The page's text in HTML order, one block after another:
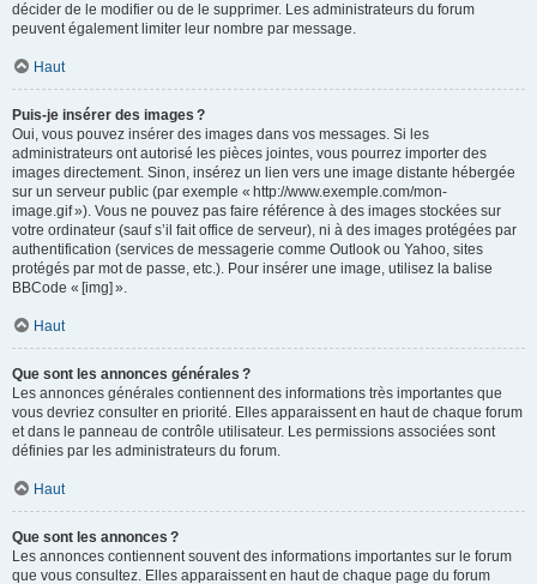
décider de le modifier ou de le supprimer. Les administrateurs du forum
peuvent également limiter leur nombre par message.
Haut
Puis-je insérer des images ?
Oui, vous pouvez insérer des images dans vos messages. Si les
administrateurs ont autorisé les pièces jointes, vous pourrez importer des
images directement. Sinon, insérez un lien vers une image distante hébergée
sur un serveur public (par exemple « http://www.exemple.com/mon-
image.gif »). Vous ne pouvez pas faire référence à des images stockées sur
votre ordinateur (sauf s’il fait office de serveur), ni à des images protégées par
authentification (services de messagerie comme Outlook ou Yahoo, sites
protégés par mot de passe, etc.). Pour insérer une image, utilisez la balise
BBCode « [img] ».
Haut
Que sont les annonces générales ?
Les annonces générales contiennent des informations très importantes que
vous devriez consulter en priorité. Elles apparaissent en haut de chaque forum
et dans le panneau de contrôle utilisateur. Les permissions associées sont
définies par les administrateurs du forum.
Haut
Que sont les annonces ?
Les annonces contiennent souvent des informations importantes sur le forum
que vous consultez. Elles apparaissent en haut de chaque page du forum